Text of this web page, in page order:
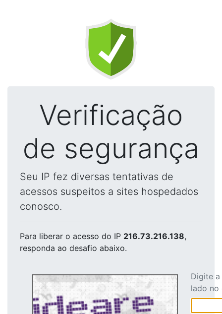
Verificação
de segurança
Seu IP fez diversas tentativas de
acessos suspeitos a sites hospedados
conosco.
Para liberar o acesso do IP 216.73.216.138,
responda ao desafio abaixo.
Digite
lado no